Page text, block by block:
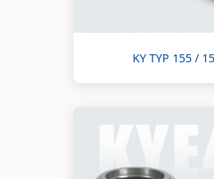
KY TYP 155 /